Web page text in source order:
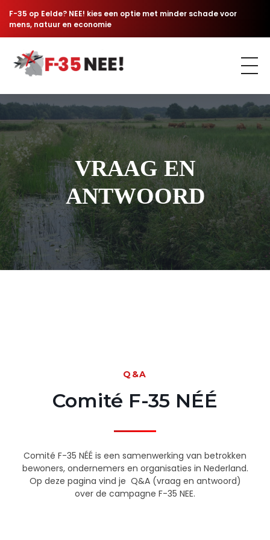
F-35 op Eelde? NEE! kies een optie met minder schade voor
mens, natuur en economie
VRAAG EN
ANTWOORD
Q&A
Comité F-35 NÉÉ
Comité F-35 NÉÉ is een samenwerking van betrokken
bewoners, ondernemers en organisaties in Nederland.
Op deze pagina vind je Q&A (vraag en antwoord)
over de campagne F-35 NEE.